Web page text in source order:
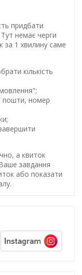
придбати
немає черги
за 1 хвилину саме
кількість
пошти, номер
а квиток
завдання
або показати